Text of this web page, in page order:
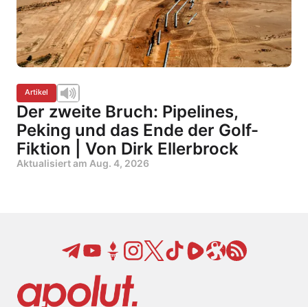
Artikel
Der zweite Bruch: Pipelines,
Peking und das Ende der Golf-
Fiktion | Von Dirk Ellerbrock
Aktualisiert am Aug. 4, 2026